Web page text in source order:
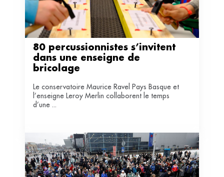
80 percussionnistes s’invitent
dans une enseigne de
Le conservatoire Maurice Ravel Pays Basque et
l’enseigne Leroy Merlin collaborent le temps
d’une ...